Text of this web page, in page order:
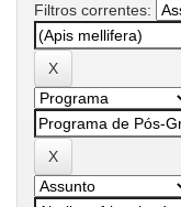
Filtros correntes: